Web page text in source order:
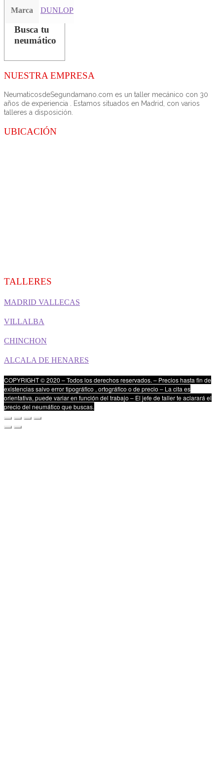
Marca DUNLOP
Busca tu
neumático
NUESTRA EMPRESA
NeumaticosdeSegundamano.com es un taller mecánico con 30
años de experiencia . Estamos situados en Madrid, con varios
talleres a disposición.
UBICACIÓN
TALLERES
MADRID VALLECAS
VILLALBA
CHINCHON
ALCALA DE HENARES
COPYRIGHT © 2020 – Todos los derechos reservados. – Precios hasta fin de
existencias salvo error tipográfico , ortográfico o de precio – La cita es
orientativa, puede variar en función del trabajo – El jefe de taller te aclarará el
precio del neumático que buscas.